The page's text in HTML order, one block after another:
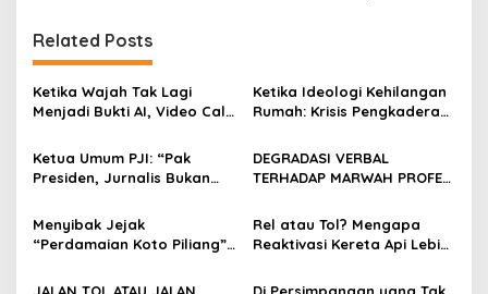
a
s
i
p
o
s
Related Posts
Ketika Wajah Tak Lagi
Menjadi Bukti AI, Video Call,
Digital Oleh: Ardy Mu’tamar
Ketika Ideologi Kehilangan
Rumah: Krisis Pengkaderan
dalam Bayang-Bayang
Kepemimpinan yang
Ketua Umum PJI: “Pak
Presiden, Jurnalis Bukan
DEGRADASI VERBAL
TERHADAP MARWAH PROFESI
ABUSE OF INFLUENCE OLEH
OKNUM ADVOKAT HOTMAN
Menyibak Jejak
“Perdamaian Koto Piliang”:
Bapaneh di Nagari
Rel atau Tol? Mengapa
Reaktivasi Kereta Api Lebih
Tol yang Membelah Nagari